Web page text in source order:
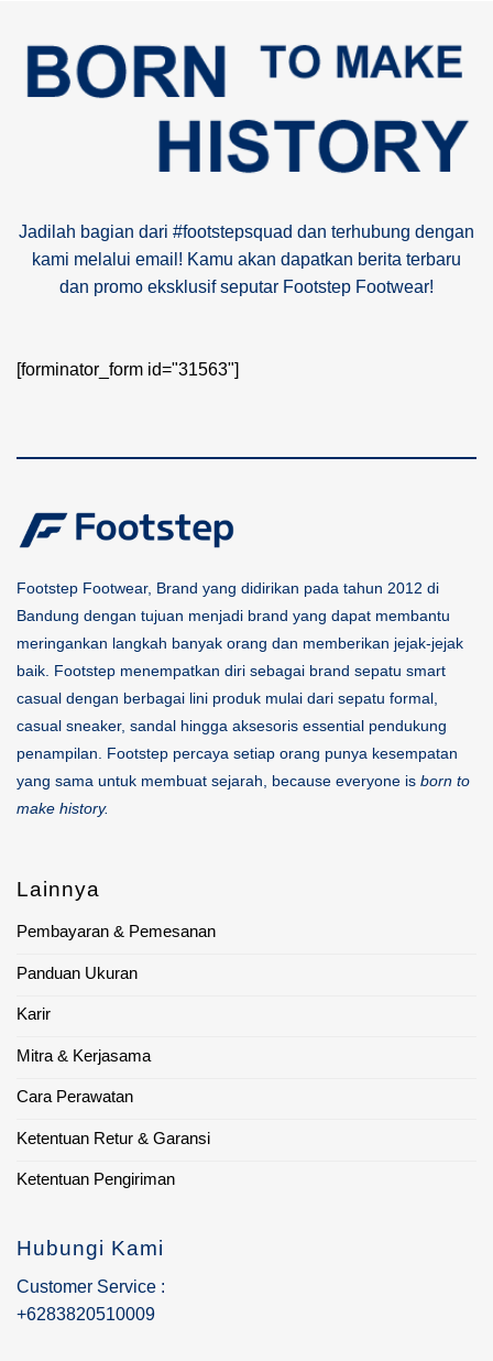
Jadilah bagian dari #footstepsquad dan terhubung dengan
kami melalui email! Kamu akan dapatkan berita terbaru
dan promo eksklusif seputar Footstep Footwear!
[forminator_form id="31563"]
Footstep Footwear, Brand yang didirikan pada tahun 2012 di
Bandung dengan tujuan menjadi brand yang dapat membantu
meringankan langkah banyak orang dan memberikan jejak-jejak
baik. Footstep menempatkan diri sebagai brand sepatu smart
casual dengan berbagai lini produk mulai dari sepatu formal,
casual sneaker, sandal hingga aksesoris essential pendukung
penampilan. Footstep percaya setiap orang punya kesempatan
yang sama untuk membuat sejarah, because everyone is born to
make history.
Lainnya
Pembayaran & Pemesanan
Panduan Ukuran
Karir
Mitra & Kerjasama
Cara Perawatan
Ketentuan Retur & Garansi
Ketentuan Pengiriman
Hubungi Kami
Customer Service :
+6283820510009